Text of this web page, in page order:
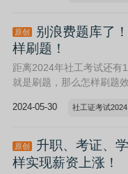
原创
别浪费题库了
样刷题！
距离2024年社工考试还有
就是刷题，那么怎样刷题
2024-05-30 社工证考试2024
原创
升职、考证、
样实现薪资上涨！